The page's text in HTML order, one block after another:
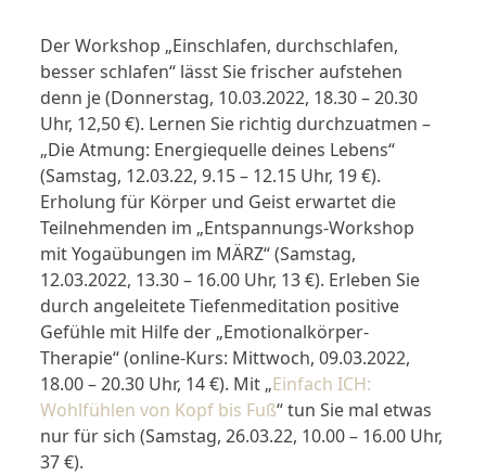
Der Workshop „Einschlafen, durchschlafen,
besser schlafen“ lässt Sie frischer aufstehen
denn je (Donnerstag, 10.03.2022, 18.30 – 20.30
Uhr, 12,50 €). Lernen Sie richtig durchzuatmen –
„Die Atmung: Energiequelle deines Lebens“
(Samstag, 12.03.22, 9.15 – 12.15 Uhr, 19 €).
Erholung für Körper und Geist erwartet die
Teilnehmenden im „Entspannungs-Workshop
mit Yogaübungen im MÄRZ“ (Samstag,
12.03.2022, 13.30 – 16.00 Uhr, 13 €). Erleben Sie
durch angeleitete Tiefenmeditation positive
Gefühle mit Hilfe der „Emotionalkörper-
Therapie“ (online-Kurs: Mittwoch, 09.03.2022,
18.00 – 20.30 Uhr, 14 €). Mit „Einfach ICH:
Wohlfühlen von Kopf bis Fuß“ tun Sie mal etwas
nur für sich (Samstag, 26.03.22, 10.00 – 16.00 Uhr,
37 €).